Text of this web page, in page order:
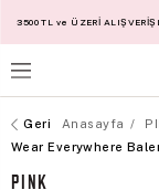
3500 TL ve ÜZERİ
Anasayfa
Wear Everywhere
PINK